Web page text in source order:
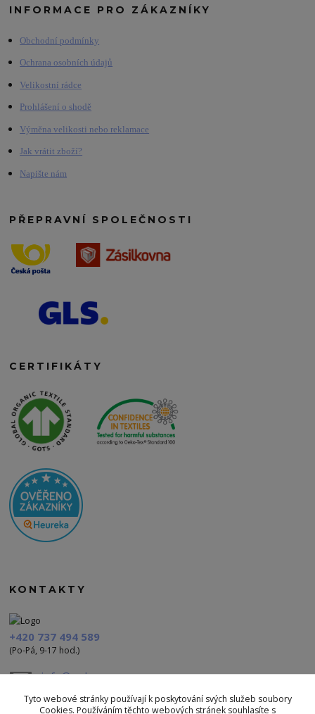
INFORMACE PRO ZÁKAZNÍKY
Obchodní podmínky
Ochrana osobních údajů
Velikostní rádce
Prohlášení o shodě
Výměna velikosti nebo reklamace
Jak vrátit zboží?
Napište nám
PŘEPRAVNÍ SPOLEČNOSTI
CERTIFIKÁTY
KONTAKTY
+420 737 494 589
(Po-Pá, 9-17 hod.)
info@polezu.cz
Tyto webové stránky používají k poskytování svých služeb soubory
Cookies. Používáním těchto webových stránek souhlasíte s